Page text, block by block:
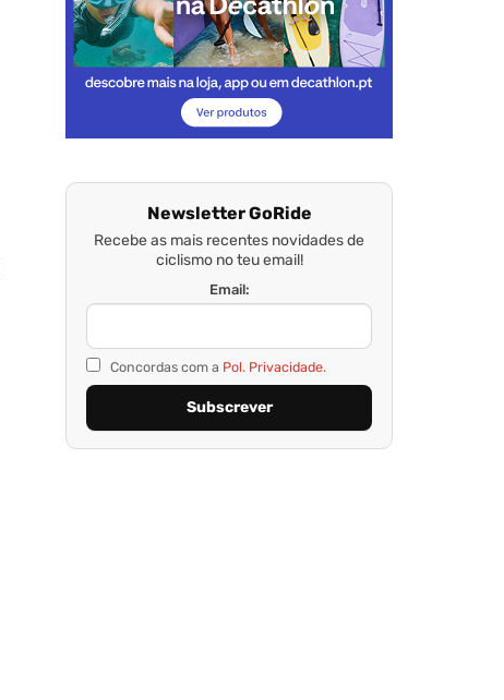
Newsletter GoRide
Recebe as mais recentes novidades de
ciclismo no teu email!
Email:
Concordas com a Pol. Privacidade.